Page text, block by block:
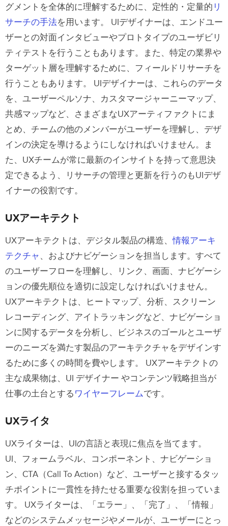
グメントを全体的に理解するために、定性的・定量的 リ
サーチの手法を用います。
UIデザイナーは、エンドユー
ザーとの対面インタビューやプロトタイプのユーザビリ
ティテストを行うこともあります。また、特定の業界や
ターゲット層を理解するために、フィールドリサーチを
行うこともあります。
UIデザイナーは、これらのデータ
を、ユーザーペルソナ、カスタマージャーニーマップ、
共感マップなど、さまざまなUXアーティファクトにま
とめ、チームの他のメンバーがユーザーを理解し、デザ
インの決定を導けるようにしなければいけません。ま
た、UXチームが常に最新のインサイトを持って意思決
定できるよう、リサーチの管理と更新を行うのもUIデザ
イナーの役割です。
UXアーキテクト
UXアーキテクトは、デジタル製品の構造、情報アーキ
テクチャ 、およびナビゲーションを担当します。すべて
のユーザーフローを理解し、リンク、画面、ナビゲーシ
ョンの優先順位を適切に設定しなければいけません。
UXアーキテクトは、ヒートマップ、分析、スクリーン
レコーディング、アイトラッキングなど、ナビゲーショ
ンに関するデータを分析し、ビジネスのゴールとユーザ
ーのニーズを満たす製品のアーキテクチャをデザインす
るために多くの時間を費やします。
UXアーキテクトの
主な成果物は、UI デザイナー やコンテンツ戦略担当が
仕事の土台とする ワイヤーフレームです。
UXライタ
UXライターは、UIの言語と表現に焦点を当てます。
UI、フォームラベル、コンポーネント、ナビゲーショ
ン、CTA（Call To Action）など、ユーザーと接するタッ
チポイントに一貫性を持たせる重要な役割を担っていま
す。
UXライターは、「エラー」、「完了」、「情報」
などのシステムメッセージやメールが、ユーザーにとっ